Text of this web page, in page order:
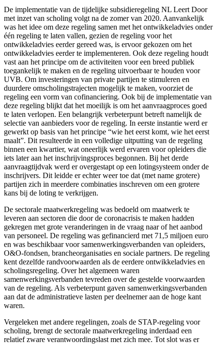
De implementatie van de tijdelijke subsidieregeling NL Leert Door
met inzet van scholing volgt na de zomer van 2020. Aanvankelijk
was het idee om deze regeling samen met het ontwikkeladvies onder
één regeling te laten vallen, gezien de regeling voor het
ontwikkeladvies eerder gereed was, is ervoor gekozen om het
ontwikkeladvies eerder te implementeren. Ook deze regeling houdt
vast aan het principe om de activiteiten voor een breed publiek
toegankelijk te maken en de regeling uitvoerbaar te houden voor
UVB. Om investeringen van private partijen te stimuleren en
duurdere omscholingstrajecten mogelijk te maken, voorziet de
regeling een vorm van cofinanciering. Ook bij de implementatie van
deze regeling blijkt dat het moeilijk is om het aanvraagproces goed
te laten verlopen. Een belangrijk verbeterpunt betreft namelijk de
selectie van aanbieders voor de regeling. In eerste instantie werd er
gewerkt op basis van het principe “wie het eerst komt, wie het eerst
maalt”. Dit resulteerde in een volledige uitputting van de regeling
binnen een kwartier, wat oneerlijk werd ervaren voor opleiders die
iets later aan het inschrijvingsproces begonnen. Bij het derde
aanvraagtijdvak werd er overgestapt op een lotingsysteem onder de
inschrijvers. Dit leidde er echter weer toe dat (met name grotere)
partijen zich in meerdere combinaties inschreven om een grotere
kans bij de loting te verkrijgen.
De sectorale maatwerkregeling was bedoeld om maatwerk te
leveren aan sectoren die door de coronacrisis te maken hadden
gekregen met grote veranderingen in de vraag naar of het aanbod
van personeel. De regeling was gefinancierd met 71,5 miljoen euro
en was beschikbaar voor samenwerkingsverbanden van opleiders,
O&O-fondsen, brancheorganisaties en sociale partners. De regeling
kent dezelfde randvoorwaarden als de eerdere ontwikkeladvies en
scholingsregeling. Over het algemeen waren
samenwerkingsverbanden tevreden over de gestelde voorwaarden
van de regeling. Als verbeterpunt gaven samenwerkingsverbanden
aan dat de administratieve lasten per deelnemer aan de hoge kant
waren.
Vergeleken met andere regelingen, zoals de STAP-regeling voor
scholing, brengt de sectorale maatwerkregeling inderdaad een
relatief zware verantwoordingslast met zich mee. Tot slot was er